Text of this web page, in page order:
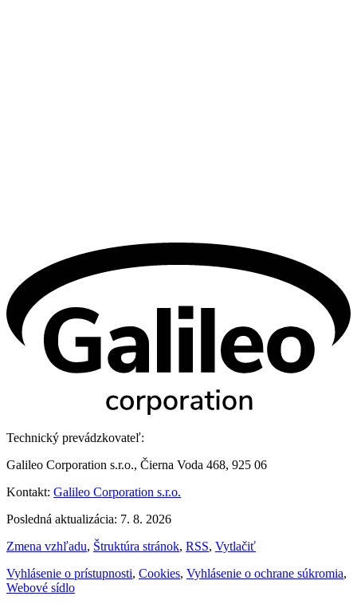
Technický prevádzkovateľ:
Galileo Corporation s.r.o., Čierna Voda 468, 925 06
Kontakt: Galileo Corporation s.r.o.
Posledná aktualizácia: 7. 8. 2026
Zmena vzhľadu, Štruktúra stránok, RSS, Vytlačiť
Vyhlásenie o prístupnosti, Cookies, Vyhlásenie o ochrane súkromia,
Webové sídlo